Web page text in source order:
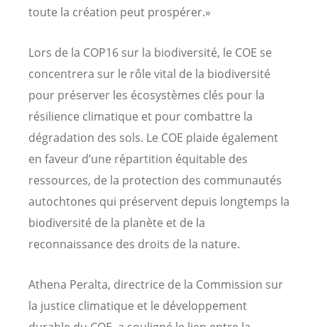
toute la création peut prospérer.»
Lors de la COP16 sur la biodiversité, le COE se
concentrera sur le rôle vital de la biodiversité
pour préserver les écosystèmes clés pour la
résilience climatique et pour combattre la
dégradation des sols. Le COE plaide également
en faveur d’une répartition équitable des
ressources, de la protection des communautés
autochtones qui préservent depuis longtemps la
biodiversité de la planète et de la
reconnaissance des droits de la nature.
Athena Peralta, directrice de la Commission sur
la justice climatique et le développement